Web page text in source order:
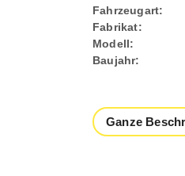
Fahrzeugart:
Fabrikat:
Modell:
Baujahr:
Ganze